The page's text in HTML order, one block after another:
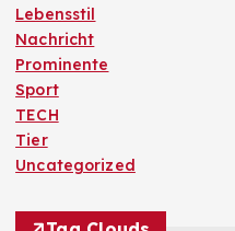
Lebensstil
Nachricht
Prominente
Sport
TECH
Tier
Uncategorized